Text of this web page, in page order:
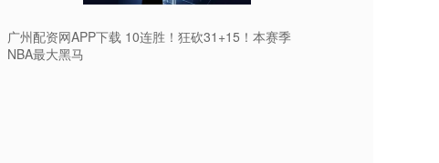
广州配资网APP下载 10连胜！狂砍31+15！本赛季
NBA最大黑马